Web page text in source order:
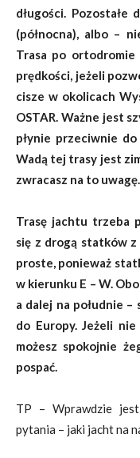
długości.
(północna), albo –
Trasa po
prędkości, jeżeli
cisze w okolicach
OSTAR. Ważne jest
płynie przeciwnie
Wadą tej trasy jest
zwracasz na to uwagę.
Trasę jachtu trzeba
się z drogą statków
proste, ponieważ
w kierunku E – W.
a dalej na południe
do Europy. Jeżeli
możesz spokojnie
pospać.
TP – Wprawdzie
pytania – jaki jacht na